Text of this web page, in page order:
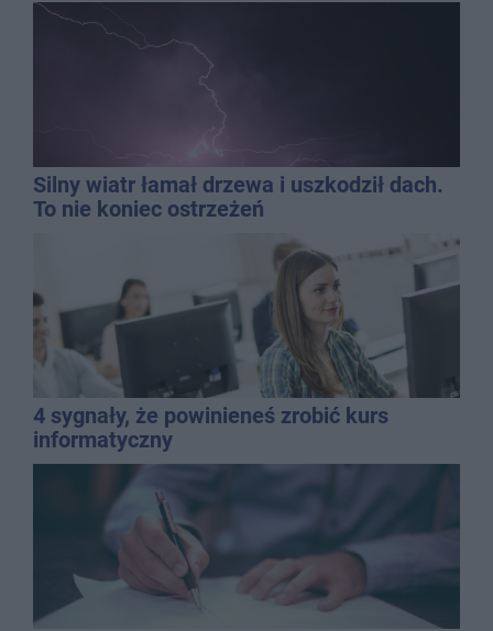
Silny wiatr łamał drzewa i uszkodził dach.
To nie koniec ostrzeżeń
4 sygnały, że powinieneś zrobić kurs
informatyczny